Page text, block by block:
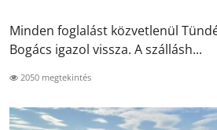
Minden foglalást közvetlenül
Bogács igazol vissza. A szállásh...
2050 megtekintés